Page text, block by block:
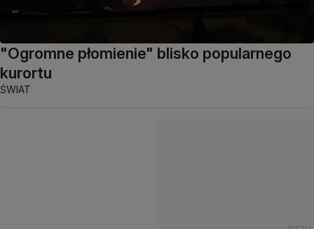
"Ogromne płomienie" blisko popularnego
kurortu
ŚWIAT